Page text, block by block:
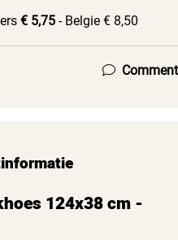
€ 5,75 - Belgie € 8,50
Comment
124x38 cm -